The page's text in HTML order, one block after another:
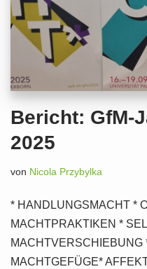
Bericht: GfM-
2025
von Nicola Przybylka
* HANDLUNGSMACHT *
MACHTPRAKTIKEN *
MACHTVERSCHIEBUNG
MACHTGEFÜGE*